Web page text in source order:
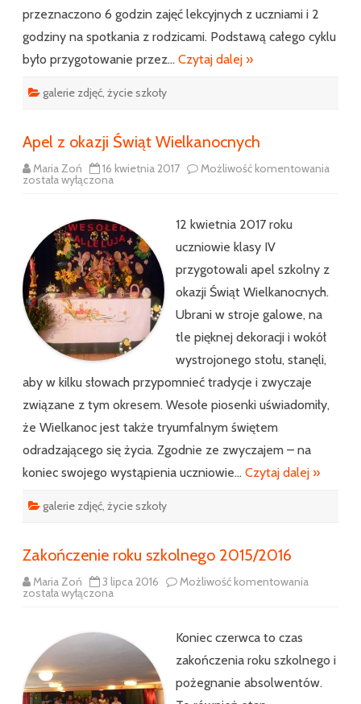
przeznaczono 6 godzin zajęć lekcyjnych z uczniami i 2
godziny na spotkania z rodzicami. Podstawą całego cyklu
było przygotowanie przez… Czytaj dalej »
galerie zdjęć życie szkoły
Apel z okazji Świąt Wielkanocnych
Maria Zoń 16 kwietnia 2017 Możliwość komentowania
została wyłączona
12 kwietnia 2017 roku
uczniowie klasy IV
przygotowali apel szkolny z
okazji Świąt Wielkanocnych.
Ubrani w stroje galowe, na
tle pięknej dekoracji i wokół
wystrojonego stołu, stanęli,
aby w kilku słowach przypomnieć tradycje i zwyczaje
związane z tym okresem. Wesołe piosenki uświadomiły,
że Wielkanoc jest także tryumfalnym świętem
odradzającego się życia. Zgodnie ze zwyczajem – na
koniec swojego wystąpienia uczniowie… Czytaj dalej »
galerie zdjęć życie szkoły
Zakończenie roku szkolnego 2015/2016
Maria Zoń 3 lipca 2016 Możliwość komentowania
została wyłączona
Koniec czerwca to czas
zakończenia roku szkolnego i
pożegnanie absolwentów.